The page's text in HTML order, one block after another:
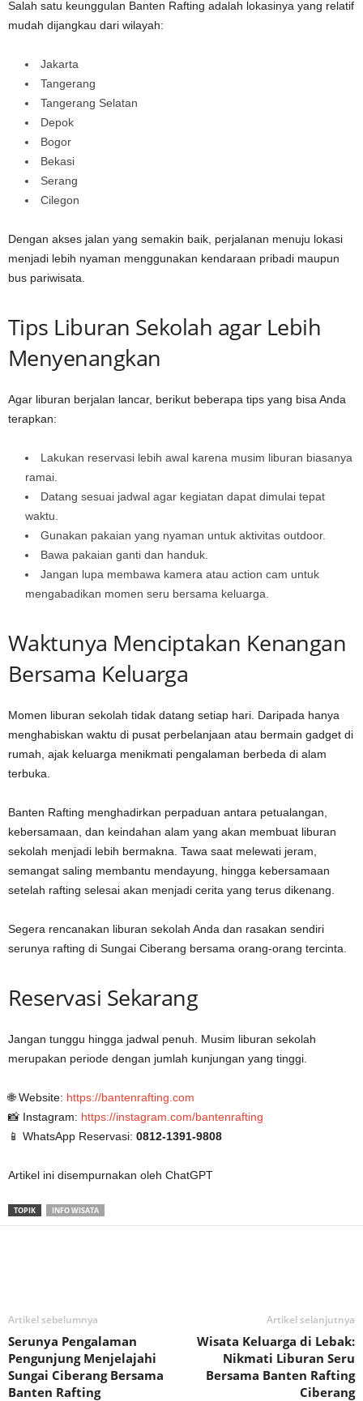
Salah satu keunggulan Banten Rafting adalah lokasinya yang relatif
mudah dijangkau dari wilayah:
Jakarta
Tangerang
Tangerang Selatan
Depok
Bogor
Bekasi
Serang
Cilegon
Dengan akses jalan yang semakin baik, perjalanan menuju lokasi
menjadi lebih nyaman menggunakan kendaraan pribadi maupun
bus pariwisata.
Tips Liburan Sekolah agar Lebih
Menyenangkan
Agar liburan berjalan lancar, berikut beberapa tips yang bisa Anda
terapkan:
Lakukan reservasi lebih awal karena musim liburan biasanya
ramai.
Datang sesuai jadwal agar kegiatan dapat dimulai tepat
waktu.
Gunakan pakaian yang nyaman untuk aktivitas outdoor.
Bawa pakaian ganti dan handuk.
Jangan lupa membawa kamera atau action cam untuk
mengabadikan momen seru bersama keluarga.
Waktunya Menciptakan Kenangan
Bersama Keluarga
Momen liburan sekolah tidak datang setiap hari. Daripada hanya
menghabiskan waktu di pusat perbelanjaan atau bermain gadget di
rumah, ajak keluarga menikmati pengalaman berbeda di alam
terbuka.
Banten Rafting menghadirkan perpaduan antara petualangan,
kebersamaan, dan keindahan alam yang akan membuat liburan
sekolah menjadi lebih bermakna. Tawa saat melewati jeram,
semangat saling membantu mendayung, hingga kebersamaan
setelah rafting selesai akan menjadi cerita yang terus dikenang.
Segera rencanakan liburan sekolah Anda dan rasakan sendiri
serunya rafting di Sungai Ciberang bersama orang-orang tercinta.
Reservasi Sekarang
Jangan tunggu hingga jadwal penuh. Musim liburan sekolah
merupakan periode dengan jumlah kunjungan yang tinggi.
🌐 Website: https://bantenrafting.com
📸 Instagram: https://instagram.com/bantenrafting
📱 WhatsApp Reservasi: 0812-1391-9808
Artikel ini disempurnakan oleh ChatGPT
TOPIK INFO WISATA
Artikel sebelumnya
Serunya Pengalaman
Pengunjung Menjelajahi
Sungai Ciberang Bersama
Banten Rafting
Artikel selanjutnya
Wisata Keluarga di Lebak:
Nikmati Liburan Seru
Bersama Banten Rafting
Ciberang